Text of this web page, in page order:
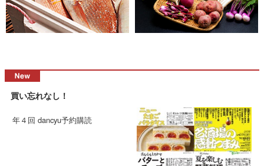
買い忘れなし！
年４回 dancyu予約購読